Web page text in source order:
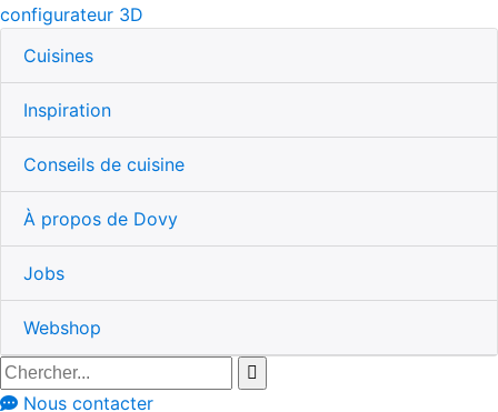
configurateur 3D
Cuisines
Inspiration
Conseils de cuisine
À propos de Dovy
Jobs
Webshop
Nous contacter